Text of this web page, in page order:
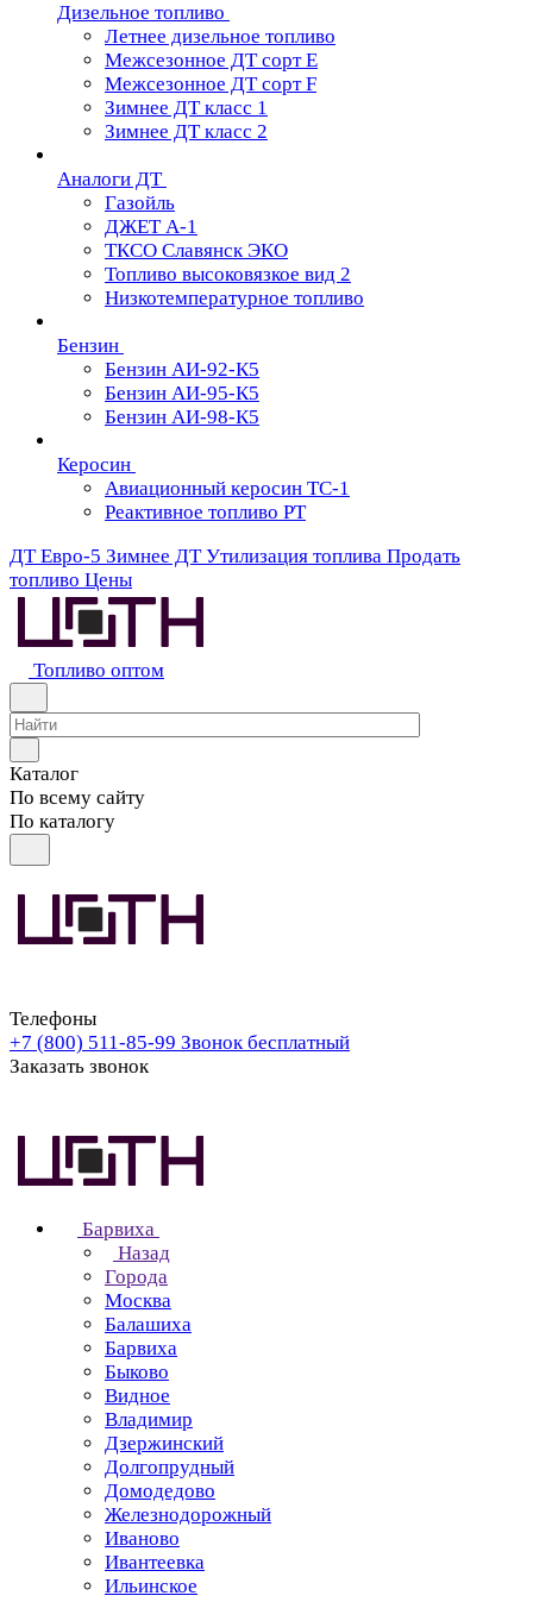
Дизельное топливо
Летнее дизельное топливо
Межсезонное ДТ сорт Е
Межсезонное ДТ сорт F
Зимнее ДТ класс 1
Зимнее ДТ класс 2
Аналоги ДТ
Газойль
ДЖЕТ А-1
ТКСО Славянск ЭКО
Топливо высоковязкое вид 2
Низкотемпературное топливо
Бензин
Бензин АИ-92-К5
Бензин АИ-95-К5
Бензин АИ-98-К5
Керосин
Авиационный керосин ТС-1
Реактивное топливо РТ
ДТ Евро-5 Зимнее ДТ Утилизация топлива Продать
топливо Цены
Топливо оптом
Каталог
По всему сайту
По каталогу
Телефоны
+7 (800) 511-85-99 Звонок бесплатный
Заказать звонок
Барвиха
Назад
Города
Москва
Балашиха
Барвиха
Быково
Видное
Владимир
Дзержинский
Долгопрудный
Домодедово
Железнодорожный
Иваново
Ивантеевка
Ильинское